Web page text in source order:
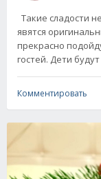
Такие сладости
явятся
прекрасно
гостей. Дети будут
Комментировать